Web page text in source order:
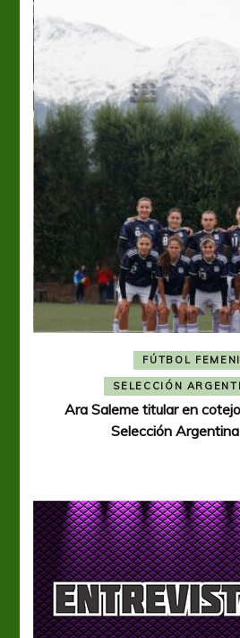
FÚTBOL
SELECCIÓN
Ara Saleme titular en
Selección